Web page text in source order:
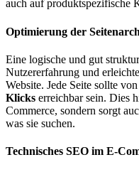
auch auf produktspezifische
Optimierung der
Eine logische und gut
Nutzererfahrung und
Website. Jede Seite sollte
Klicks erreichbar sein. Dies
Commerce, sondern sorgt
was sie suchen.
Technisches SEO im E-